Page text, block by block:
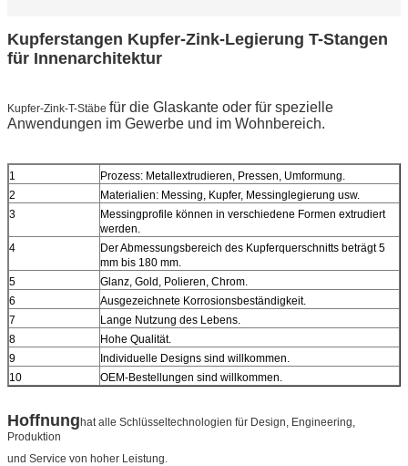
Kupferstangen Kupfer-Zink-Legierung T-Stangen
für Innenarchitektur
Kupfer-Zink-T-Stäbe für die Glaskante oder für spezielle
Anwendungen im Gewerbe und im Wohnbereich.
1
Prozess: Metallextrudieren, Pressen, Umformung.
2
Materialien: Messing, Kupfer, Messinglegierung usw.
3
Messingprofile können in verschiedene Formen extrudiert
werden.
4
Der Abmessungsbereich des Kupferquerschnitts beträgt 5
mm bis 180 mm.
5
Glanz, Gold, Polieren, Chrom.
6
Ausgezeichnete Korrosionsbeständigkeit.
7
Lange Nutzung des Lebens.
8
Hohe Qualität.
9
Individuelle Designs sind willkommen.
10
OEM-Bestellungen sind willkommen.
Hoffnunghat alle Schlüsseltechnologien für Design, Engineering,
Produktion
und Service von hoher Leistung.